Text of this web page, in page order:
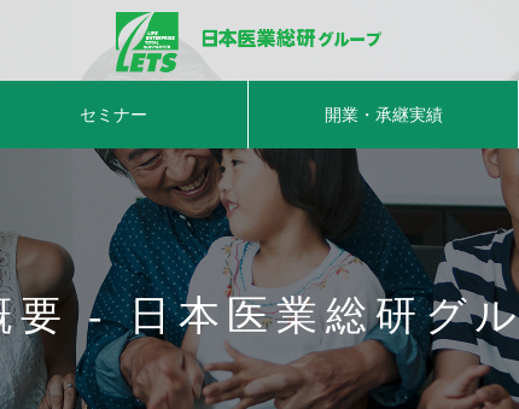
セミナー 開業・承継実績
要 - 日本医業総研グ